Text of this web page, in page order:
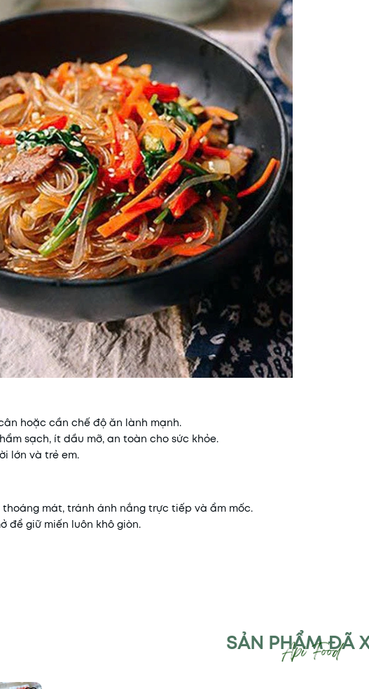
hoặc cần chế độ ăn lành mạnh.
sạch, ít dầu mỡ, an toàn cho sức khỏe.
lớn và trẻ em.
thoáng mát, tránh ánh nắng trực tiếp và ẩm mốc.
để giữ miến luôn khô giòn.
SẢN PHẨM ĐÃ